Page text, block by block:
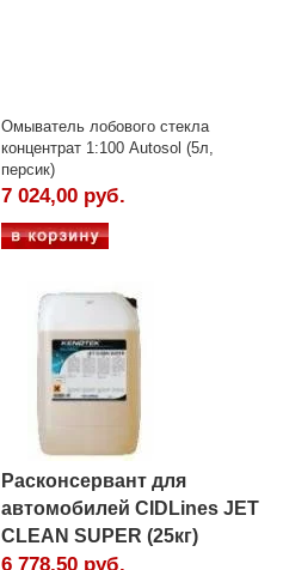
Омыватель лобового стекла
концентрат 1:100 Autosol (5л,
персик)
7 024,00 руб.
Расконсервант для
автомобилей CIDLines JET
CLEAN SUPER (25кг)
6 778,50 руб.